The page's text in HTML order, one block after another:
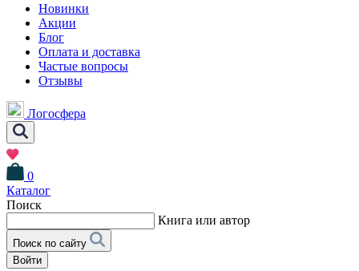
Новинки
Акции
Блог
Оплата и доставка
Частые вопросы
Отзывы
Логосфера
0
Каталог
Поиск
Книга или автор
Поиск по сайту
Войти